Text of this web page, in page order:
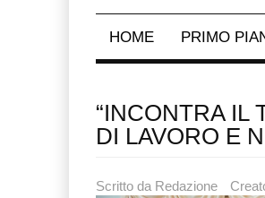
HOME PRIMO
“INCONTRA IL
DI LAVORO E
Scritto da Redazione